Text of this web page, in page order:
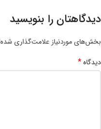
دیدگاهتان را بنویسید
بخش‌های موردنیاز علامت‌گذاری
دیدگاه*